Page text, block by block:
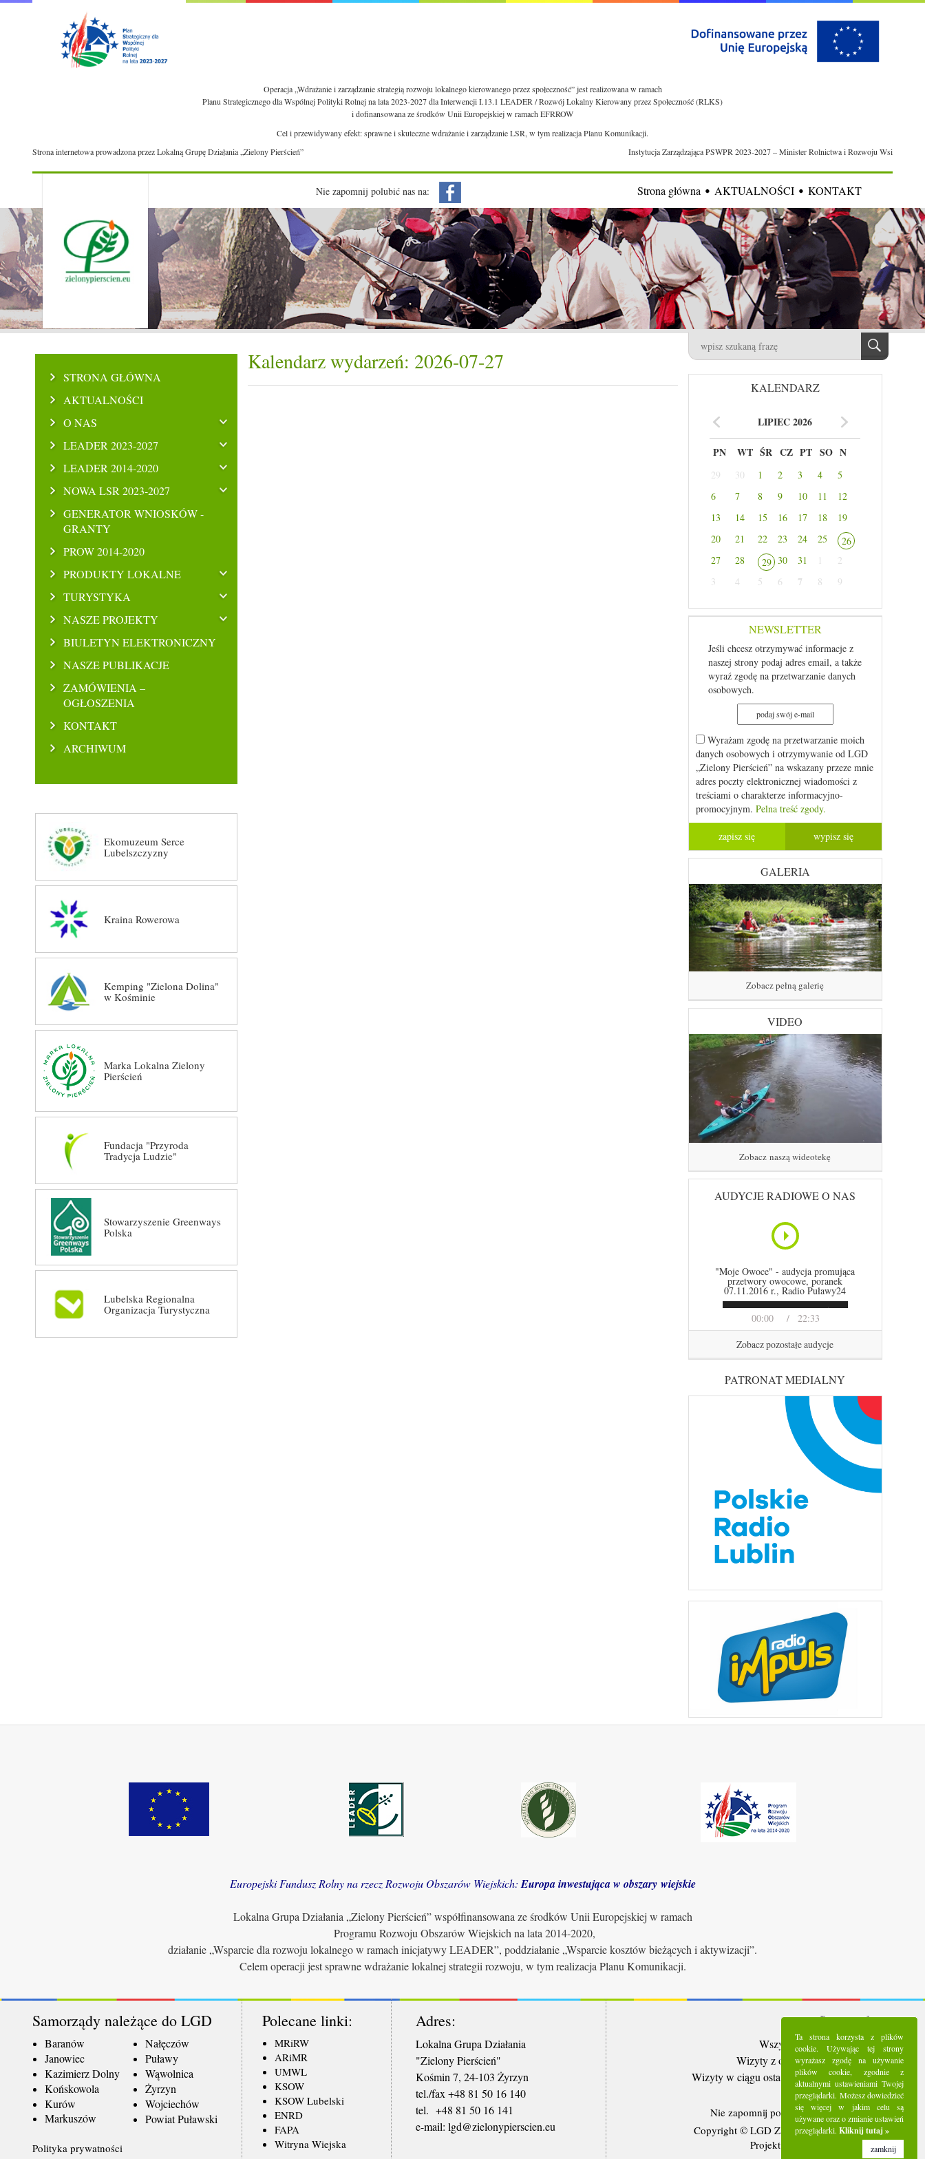
Operacja „Wdrażanie i zarządzanie strategią rozwoju lokalnego kierowanego przez społeczność” jest realizowana w ramach
Planu Strategicznego dla Wspólnej Polityki Rolnej na lata 2023-2027 dla Interwencji I.13.1 LEADER / Rozwój Lokalny Kierowany przez Społeczność (RLKS)
i dofinansowana ze środków Unii Europejskiej w ramach EFRROW
Cel i przewidywany efekt: sprawne i skuteczne wdrażanie i zarządzanie LSR, w tym realizacja Planu Komunikacji.
Strona internetowa prowadzona przez Lokalną Grupę Działania „Zielony Pierścień”
Instytucja Zarządzająca PSWPR 2023-2027 – Minister Rolnictwa i Rozwoju Wsi
Nie zapomnij polubić nas na: Strona główna AKTUALNOŚCI KONTAKT
STRONA GŁÓWNA
AKTUALNOŚCI
O NAS
LEADER 2023-2027
LEADER 2014-2020
NOWA LSR 2023-2027
GENERATOR WNIOSKÓW -
GRANTY
PROW 2014-2020
PRODUKTY LOKALNE
TURYSTYKA
NASZE PROJEKTY
BIULETYN ELEKTRONICZNY
NASZE PUBLIKACJE
ZAMÓWIENIA –
OGŁOSZENIA
KONTAKT
ARCHIWUM
Ekomuzeum Serce
Lubelszczyzny
Kraina Rowerowa
Kemping "Zielona Dolina"
w Kośminie
Marka Lokalna Zielony
Pierścień
Fundacja "Przyroda
Tradycja Ludzie"
Stowarzyszenie Greenways
Polska
Lubelska Regionalna
Organizacja Turystyczna
Kalendarz wydarzeń: 2026-07-27
KALENDARZ
LIPIEC 2026
PN WT ŚR CZ PT SO N
29 30 1 2 3 4
5
6
7 8 9 10 11
12
13
14 15 16 17 18
19
20
21 22 23 24 25
26
27
28 29 30 31 1
2
3
4 5 6 7 8 9
NEWSLETTER
Jeśli chcesz otrzymywać informacje z
naszej strony podaj adres email, a także
wyraź zgodę na przetwarzanie danych
osobowych.
Wyrażam zgodę na przetwarzanie moich
danych osobowych i otrzymywanie od LGD
„Zielony Pierścień” na wskazany przeze mnie
adres poczty elektronicznej wiadomości z
treściami o charakterze informacyjno-
promocyjnym. Pelna treść zgody.
GALERIA
Zobacz pełną galerię
VIDEO
Zobacz naszą wideotekę
AUDYCJE RADIOWE O NAS
00:00 22:33
"Moje Owoce" - audycja promująca
przetwory owocowe, poranek
07.11.2016 r., Radio Puławy24
Zobacz pozostałe audycje
PATRONAT MEDIALNY
Europejski Fundusz Rolny na rzecz Rozwoju Obszarów Wiejskich: Europa inwestująca w obszary wiejskie
Lokalna Grupa Działania „Zielony Pierścień” współfinansowana ze środków Unii Europejskiej w ramach
Programu Rozwoju Obszarów Wiejskich na lata 2014-2020,
działanie „Wsparcie dla rozwoju lokalnego w ramach inicjatywy LEADER”, poddziałanie „Wsparcie kosztów bieżących i aktywizacji”.
Celem operacji jest sprawne wdrażanie lokalnej strategii rozwoju, w tym realizacja Planu Komunikacji.
Samorządy należące do LGD
Baranów
Janowiec
Kazimierz Dolny
Końskowola
Kurów
Markuszów
Nałęczów
Puławy
Wąwolnica
Żyrzyn
Wojciechów
Powiat Puławski
Polecane linki:
MRiRW
ARiMR
UMWL
KSOW
KSOW Lubelski
ENRD
FAPA
Witryna Wiejska
Adres:
Lokalna Grupa Działania
"Zielony Pierścień"
Kośmin 7, 24-103 Żyrzyn
tel./fax +48 81 50 16 140
tel. +48 81 50 16 141
​e-mail: lgd@zielonypierscien.eu
Statystyki:
Wszystkie wizyty: 5289223
Wizyty z ostatnich 30 dni: 93607
Wizyty w ciągu ostatniego tygodnia:
21018
Użytkownicy online: 4
Nie zapomnij polubić nas na Facebooku
Copyright © LGD Zielony Pierścień - 2016.
Projekt i wykonanie - Freeline.
Polityka prywatności
Ta strona korzysta z plików
cookie. Używając tej strony
wyrażasz zgodę na używanie
plików cookie, zgodnie z
aktualnymi ustawieniami Twojej
przeglądarki. Możesz dowiedzieć
się więcej w jakim celu są
używane oraz o zmianie ustawień
przeglądarki. Kliknij tutaj »
zamknij